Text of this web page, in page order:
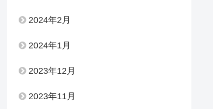
2024年2月
2024年1月
2023年12月
2023年11月